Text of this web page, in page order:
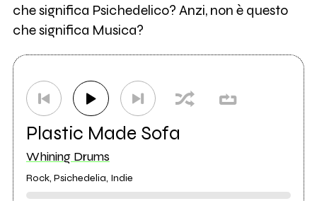
che significa Psichedelico? Anzi, non è questo
che significa Musica?
Plastic Made Sofa
Whining Drums
Rock, Psichedelia, Indie